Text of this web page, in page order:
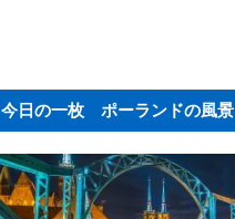
今日の一枚 ポーランドの風景